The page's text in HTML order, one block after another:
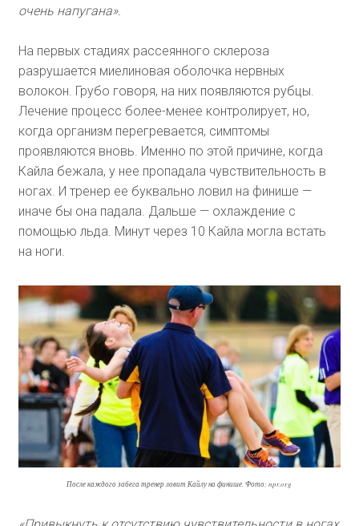
очень напугана».
На первых стадиях рассеянного склероза
разрушается миелиновая оболочка нервных
волокон. Грубо говоря, на них появляются рубцы.
Лечение процесс более-менее контролирует, но,
когда организм перегревается, симптомы
проявляются вновь. Именно по этой причине, когда
Кайла бежала, у нее пропадала чувствительность в
ногах. И тренер ее буквально ловил на финише —
иначе бы она падала. Дальше — охлаждение с
помощью льда. Минут через 10 Кайла могла встать
на ноги.
После каждого забега тренер ловит Кайлу на финише. Фото: npr.org